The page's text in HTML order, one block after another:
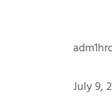
July 9,